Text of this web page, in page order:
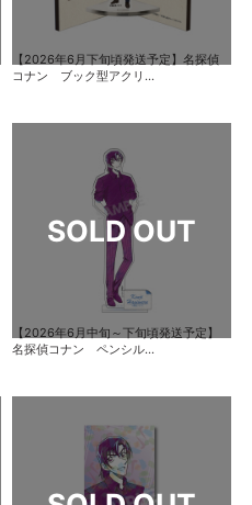
【2026年6月下旬頃発送予定】名探偵
コナン ブック型アクリ...
【2026年6月中旬～下旬頃発送予定】
名探偵コナン ペンシル...